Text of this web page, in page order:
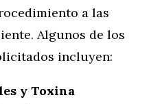
a las
Algunos de los
incluyen:
y Toxina